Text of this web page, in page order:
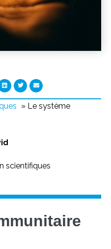
» Le système
scientifiques